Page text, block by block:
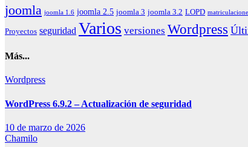
joomla joomla 1.6 joomla 2.5 joomla 3 joomla 3.2 LOPD
Proyectos seguridad Varios versiones Wordpress
Más...
Wordpress
WordPress 6.9.2 – Actualización de seguridad
10 de marzo de 2026
Chamilo